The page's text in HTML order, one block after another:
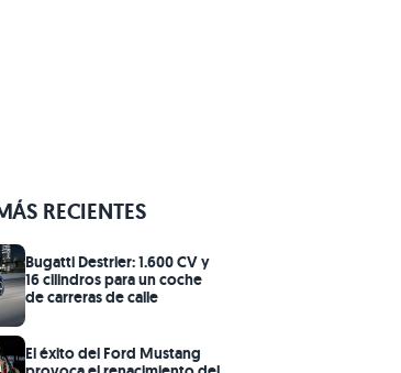
RECIENTES
Bugatti Destrier: 1.600 CV y
16 cilindros para un coche
de carreras de calle
El éxito del Ford Mustang